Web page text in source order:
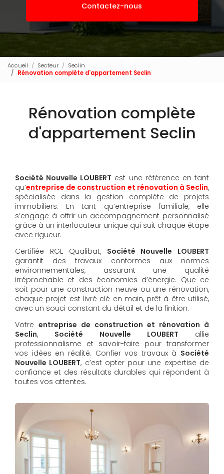
Contactez-nous
Accueil Secteur
Seclin
Rénovation complète d'appartement Seclin
Rénovation complète
d'appartement Seclin
Société Nouvelle LOUBERT est une référence en tant
qu’entreprise de construction et rénovation à Seclin,
spécialisée dans la gestion complète de projets
immobiliers. En tant qu’entreprise familiale, elle
s’engage à offrir un accompagnement personnalisé
grâce à un interlocuteur unique qui suit chaque étape
avec rigueur.
Certifiée RGE Qualibat, Société Nouvelle LOUBERT
garantit des travaux conformes aux normes
environnementales, assurant une qualité
irréprochable et des économies d’énergie. Que ce
soit pour une construction neuve ou une rénovation,
chaque projet est livré clé en main, prêt à être utilisé,
avec un souci constant du détail et de la finition.
Votre entreprise de construction et rénovation à
Seclin, Société Nouvelle LOUBERT allie
professionnalisme et savoir-faire pour transformer
vos idées en réalité. Confier vos travaux à Société
Nouvelle LOUBERT, c’est opter pour une expertise de
confiance et des résultats durables qui répondent à
toutes vos attentes.